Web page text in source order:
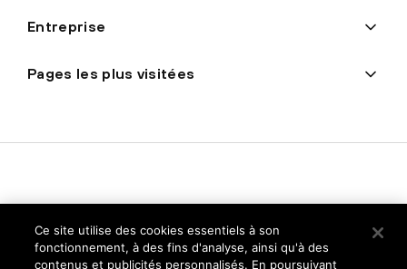
Entreprise
Pages les plus visitées
Ce site utilise des cookies essentiels à son
fonctionnement, à des fins d'analyse, ainsi qu'à des
contenus et publicités personnalisés. En poursuivant